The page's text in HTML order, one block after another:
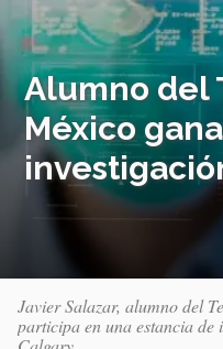
Alumno del
México
Javier Salazar, alumno del
participa en una estancia de